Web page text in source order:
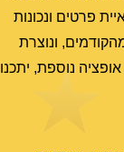
פרטים ונכונות
ונוצרת
נוספת, יתכנו